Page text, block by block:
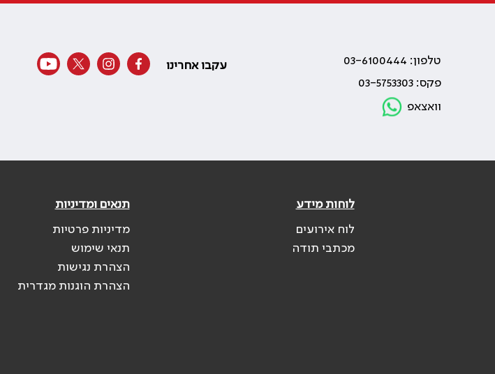
טלפון: 03-6100444
פקס: 03-5753303
וואצאפ
עקבו אחרינו
לוחות מידע
לוח אירועים
מכתבי תודה
תנאים ומדיניות
מדיניות פרטיות
תנאי שימוש
הצהרת נגישות
הצהרת הוגנות מגדרית